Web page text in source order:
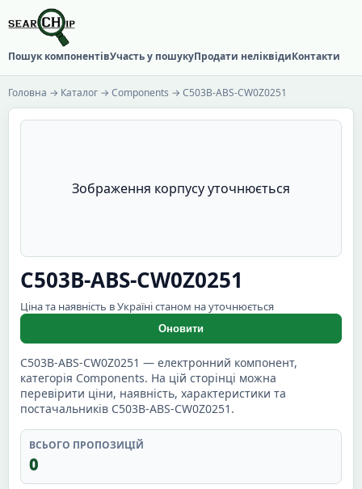
Пошук компонентівУчасть у пошукуПродати неліквідиКонтакти
Головна → Каталог → Components → C503B-ABS-CW0Z0251
Зображення корпусу уточнюється
C503B-ABS-CW0Z0251
Ціна та наявність в Україні станом на уточнюється
Оновити
C503B-ABS-CW0Z0251 — електронний компонент,
категорія Components. На цій сторінці можна
перевірити ціни, наявність, характеристики та
постачальників C503B-ABS-CW0Z0251.
ВСЬОГО ПРОПОЗИЦІЙ
0